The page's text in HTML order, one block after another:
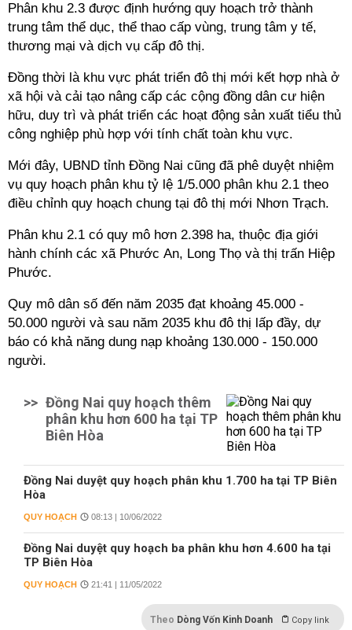
Phân khu 2.3 được định hướng quy hoạch trở thành
trung tâm thể dục, thể thao cấp vùng, trung tâm y tế,
thương mại và dịch vụ cấp đô thị.
Đồng thời là khu vực phát triển đô thị mới kết hợp nhà ở
xã hội và cải tạo nâng cấp các cộng đồng dân cư hiện
hữu, duy trì và phát triển các hoạt động sản xuất tiểu thủ
công nghiệp phù hợp với tính chất toàn khu vực.
Mới đây, UBND tỉnh Đồng Nai cũng đã phê duyệt nhiệm
vụ quy hoạch phân khu tỷ lệ 1/5.000 phân khu 2.1 theo
điều chỉnh quy hoạch chung tại đô thị mới Nhơn Trạch.
Phân khu 2.1 có quy mô hơn 2.398 ha, thuộc địa giới
hành chính các xã Phước An, Long Thọ và thị trấn Hiệp
Phước.
Quy mô dân số đến năm 2035 đạt khoảng 45.000 -
50.000 người và sau năm 2035 khu đô thị lấp đầy, dự
báo có khả năng dung nạp khoảng 130.000 - 150.000
người.
>> Đồng Nai quy hoạch thêm
phân khu hơn 600 ha tại TP
Biên Hòa
Đồng Nai duyệt quy hoạch phân khu 1.700 ha tại TP Biên
Hòa
QUY HOẠCH 08:13 | 10/06/2022
Đồng Nai duyệt quy hoạch ba phân khu hơn 4.600 ha tại
TP Biên Hòa
QUY HOẠCH 21:41 | 11/05/2022
Theo Dòng Vốn Kinh Doanh Copy link